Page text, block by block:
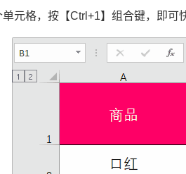
元格，按【Ctrl+1】组合键，即可